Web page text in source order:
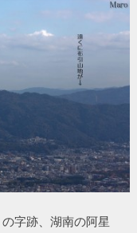
字跡、湖南の阿星